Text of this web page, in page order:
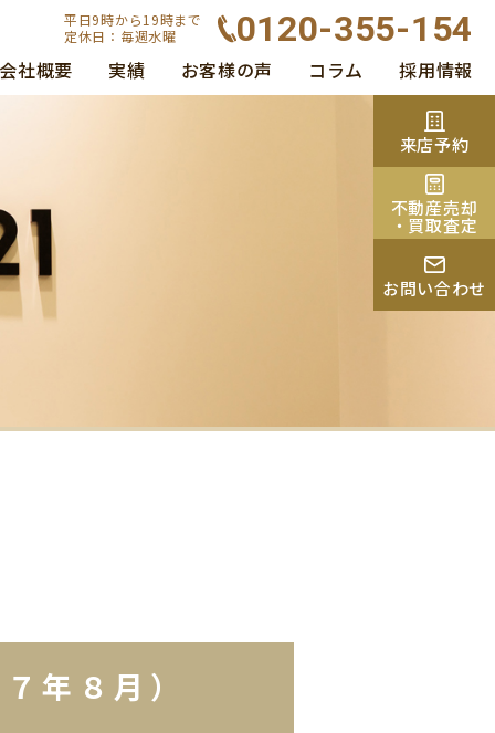
平日9時から19時まで
定休日：毎週水曜
0120-355-154
会社概要 実績 お客様の声 コラム 採用情報
来店予約
不動産売却
・買取査定
お問い合わせ
７年８月）